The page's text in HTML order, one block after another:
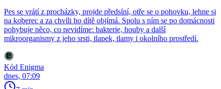
Pes se vrátí z procházky, projde předsíní, otře se o pohovku, lehne si
na koberec a za chvíli ho dítě objímá. Spolu s ním se po domácnosti
pohybuje něco, co nevidíme: bakterie, houby a další
mikroorganismy z jeho srsti, tlapek, tlamy i okolního prostředí.
Kód Enigma
dnes, 07:09